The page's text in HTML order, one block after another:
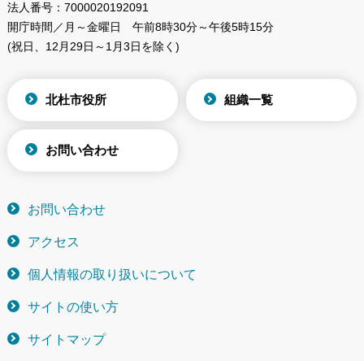
法人番号： 7000020192091
開庁時間／月～金曜日
午前8時30分～午後5時15分
(祝日、12月29日～1月3日を除く)
北杜市役所 組織一覧
お問い合わせ
お問い合わせ
アクセス
個人情報の取り扱いについて
サイトの使い方
サイトマップ